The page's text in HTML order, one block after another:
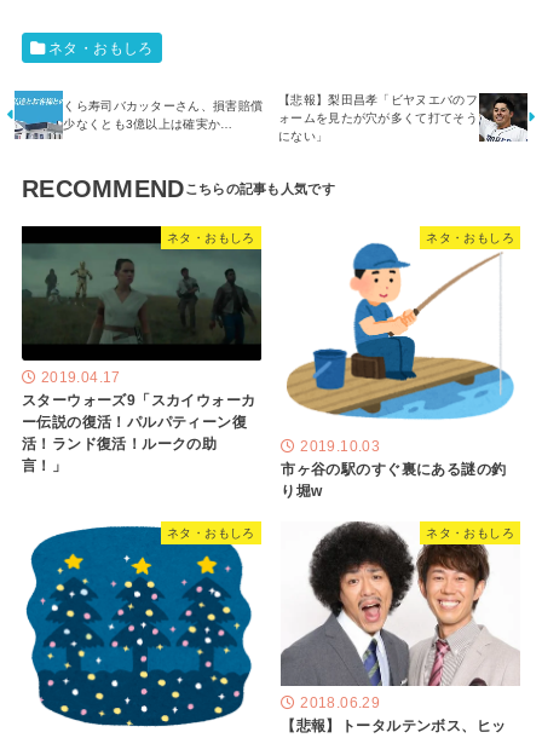
ネタ・おもしろ
くら寿司バカッターさん、損害賠償
少なくとも3億以上は確実か…
【悲報】梨田昌孝「ビヤヌエバのフ
ォームを見たが穴が多くて打てそう
にない」
RECOMMEND
ネタ・おもしろ
2019.04.17
スターウォーズ9「スカイウォーカ
ー伝説の復活！パルパティーン復
活！ランド復活！ルークの助
言！」
ネタ・おもしろ
2019.10.03
市ヶ谷の駅のすぐ裏にある謎の釣
り堀w
ネタ・おもしろ ネタ・おもしろ
2018.06.29
【悲報】トータルテンボス、ヒッ